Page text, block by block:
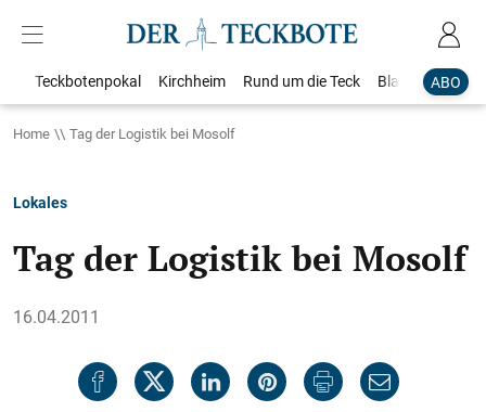
ABO
Teckbotenpokal Kirchheim Rund um die Teck Blaulicht
Home Tag der Logistik bei Mosolf
Lokales
Tag der Logistik bei Mosolf
16.04.2011